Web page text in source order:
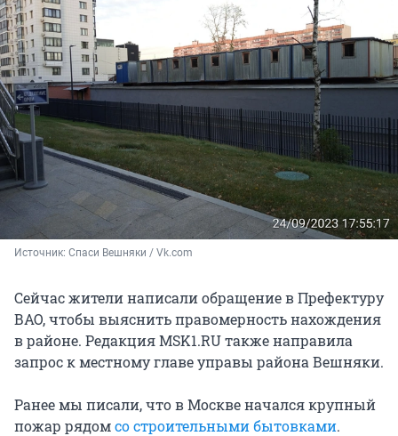
Источник: Спаси Вешняки / Vk.com
Сейчас жители написали обращение в Префектуру
ВАО, чтобы выяснить правомерность нахождения
в районе. Редакция MSK1.RU также направила
запрос к местному главе управы района Вешняки.
Ранее мы писали, что в Москве начался крупный
пожар рядомсо строительными бытовками.